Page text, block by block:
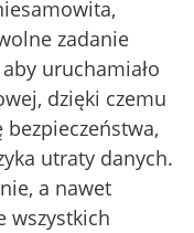
zadanie
uruchamiało
dzięki czemu
utraty danych.
a nawet
wszystkich